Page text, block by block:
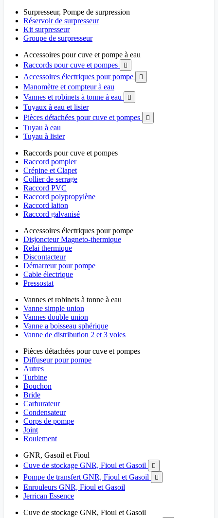
Surpresseur, Pompe de surpression
Réservoir de surpresseur
Kit surpresseur
Groupe de surpresseur
Accessoires pour cuve et pompe à eau
Raccords pour cuve et pompes

Accessoires électriques pour pompe 
Manomètre et compteur à eau
Vannes et robinets à tonne à eau

Tuyaux à eau et lisier
Pièces détachées pour cuve et pompes

Tuyau à eau
Tuyau à lisier
Raccords pour cuve et pompes
Raccord pompier
Crépine et Clapet
Collier de serrage
Raccord PVC
Raccord polypropylène
Raccord laiton
Raccord galvanisé
Accessoires électriques pour pompe
Disjoncteur Magneto-thermique
Relai thermique
Discontacteur
Démarreur pour pompe
Cable électrique
Pressostat
Vannes et robinets à tonne à eau
Vanne simple union
Vannes double union
Vanne a boisseau sphérique
Vanne de distribution 2 et 3 voies
Pièces détachées pour cuve et pompes
Diffuseur pour pompe
Autres
Turbine
Bouchon
Bride
Carburateur
Condensateur
Corps de pompe
Joint
Roulement
GNR, Gasoil et Fioul
Cuve de stockage GNR, Fioul et Gasoil

Pompe de transfert GNR, Fioul et Gasoil 
Enrouleurs GNR, Fioul et Gasoil
Jerrican Essence
Cuve de stockage GNR, Fioul et Gasoil